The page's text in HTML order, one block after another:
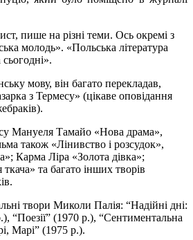
пише на різні теми. Ось окремі з
молодь». «Польська література
мову, він багато перекладав,
з Термесу» (цікаве оповідання
Мануеля Тамайо «Нова драма»,
також «Лінивство і розсудок»,
Карма Ліра «Золота дівка»;
та багато інших творів
твори Миколи Палія: “Надійні дні:
“Поезії” (1970 р.), “Сентиментальна
Марі” (1975 р.).